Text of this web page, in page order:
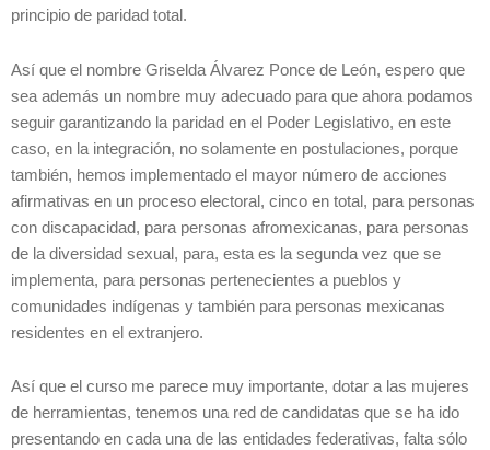
principio de paridad total.
Así que el nombre Griselda Álvarez Ponce de León, espero que
sea además un nombre muy adecuado para que ahora podamos
seguir garantizando la paridad en el Poder Legislativo, en este
caso, en la integración, no solamente en postulaciones, porque
también, hemos implementado el mayor número de acciones
afirmativas en un proceso electoral, cinco en total, para personas
con discapacidad, para personas afromexicanas, para personas
de la diversidad sexual, para, esta es la segunda vez que se
implementa, para personas pertenecientes a pueblos y
comunidades indígenas y también para personas mexicanas
residentes en el extranjero.
Así que el curso me parece muy importante, dotar a las mujeres
de herramientas, tenemos una red de candidatas que se ha ido
presentando en cada una de las entidades federativas, falta sólo